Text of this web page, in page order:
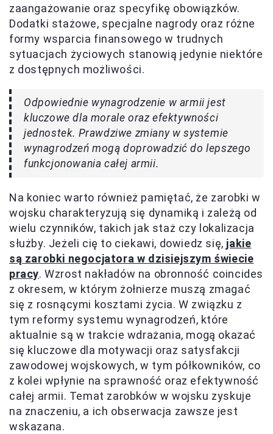
zaangażowanie oraz specyfikę obowiązków.
Dodatki stażowe, specjalne nagrody oraz różne
formy wsparcia finansowego w trudnych
sytuacjach życiowych stanowią jedynie niektóre
z dostępnych możliwości.
Odpowiednie wynagrodzenie w armii jest
kluczowe dla morale oraz efektywności
jednostek. Prawdziwe zmiany w systemie
wynagrodzeń mogą doprowadzić do lepszego
funkcjonowania całej armii.
Na koniec warto również pamiętać, że zarobki w
wojsku charakteryzują się dynamiką i zależą od
wielu czynników, takich jak staż czy lokalizacja
służby. Jeżeli cię to ciekawi, dowiedz się, jakie
są zarobki negocjatora w dzisiejszym świecie
pracy. Wzrost nakładów na obronność coincides
z okresem, w którym żołnierze muszą zmagać
się z rosnącymi kosztami życia. W związku z
tym reformy systemu wynagrodzeń, które
aktualnie są w trakcie wdrażania, mogą okazać
się kluczowe dla motywacji oraz satysfakcji
zawodowej wojskowych, w tym półkowników, co
z kolei wpłynie na sprawność oraz efektywność
całej armii. Temat zarobków w wojsku zyskuje
na znaczeniu, a ich obserwacja zawsze jest
wskazana.